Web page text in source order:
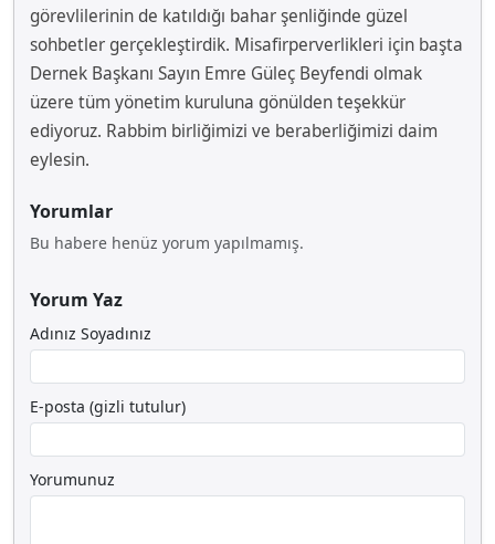
görevlilerinin de katıldığı bahar şenliğinde güzel
sohbetler gerçekleştirdik. Misafirperverlikleri için başta
Dernek Başkanı Sayın Emre Güleç Beyfendi olmak
üzere tüm yönetim kuruluna gönülden teşekkür
ediyoruz. Rabbim birliğimizi ve beraberliğimizi daim
eylesin.
Yorumlar
Bu habere henüz yorum yapılmamış.
Yorum Yaz
Adınız Soyadınız
E-posta (gizli tutulur)
Yorumunuz